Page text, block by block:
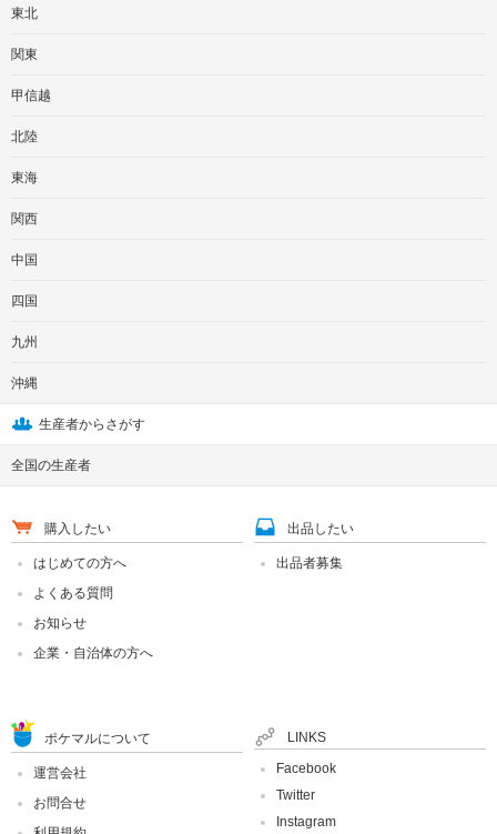
東北
関東
甲信越
北陸
東海
関西
中国
四国
九州
沖縄
生産者からさがす
全国の生産者
購入したい
はじめての方へ
よくある質問
お知らせ
企業・自治体の方へ
出品したい
出品者募集
ポケマルについて
運営会社
お問合せ
LINKS
Facebook
Twitter
Instagram